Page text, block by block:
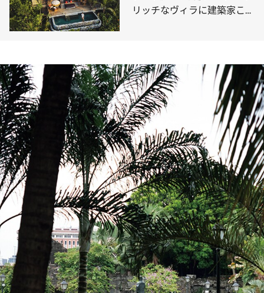
リッチなヴィラに建築家こだ